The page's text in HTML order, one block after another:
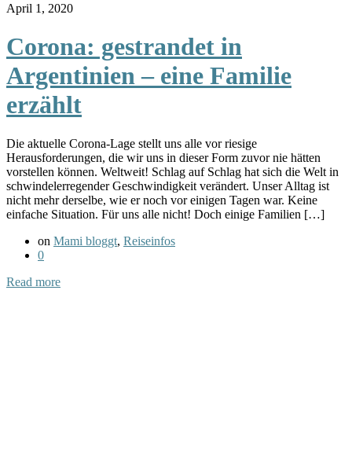
April 1, 2020
Corona: gestrandet in
Argentinien – eine Familie
erzählt
Die aktuelle Corona-Lage stellt uns alle vor riesige
Herausforderungen, die wir uns in dieser Form zuvor nie hätten
vorstellen können. Weltweit! Schlag auf Schlag hat sich die Welt in
schwindelerregender Geschwindigkeit verändert. Unser Alltag ist
nicht mehr derselbe, wie er noch vor einigen Tagen war. Keine
einfache Situation. Für uns alle nicht! Doch einige Familien […]
on Mami bloggt, Reiseinfos
0
Read more